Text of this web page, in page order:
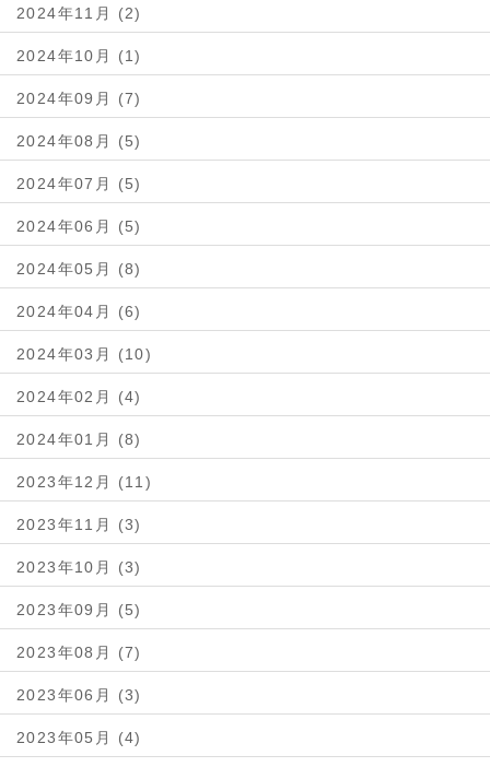
2024年11月 (2)
2024年10月 (1)
2024年09月 (7)
2024年08月 (5)
2024年07月 (5)
2024年06月 (5)
2024年05月 (8)
2024年04月 (6)
2024年03月 (10)
2024年02月 (4)
2024年01月 (8)
2023年12月 (11)
2023年11月 (3)
2023年10月 (3)
2023年09月 (5)
2023年08月 (7)
2023年06月 (3)
2023年05月 (4)